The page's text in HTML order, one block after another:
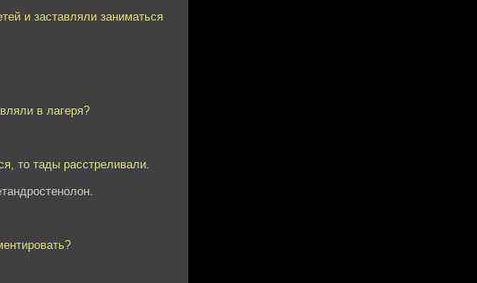
и заставляли заниматься
в лагеря?
то тады расстреливали.